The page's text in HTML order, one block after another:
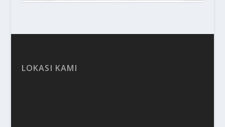
LOKASI KAMI